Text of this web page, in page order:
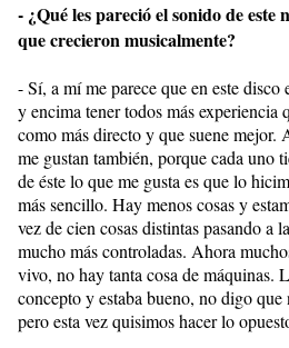
- ¿Qué les pareció el sonido de este
que crecieron musicalmente?
- Sí, a mí me parece que en este disco
y encima tener todos más experiencia
como más directo y que suene mejor.
me gustan también, porque cada uno
de éste lo que me gusta es que lo
más sencillo. Hay menos cosas y
vez de cien cosas distintas pasando a
mucho más controladas. Ahora
vivo, no hay tanta cosa de máquinas.
concepto y estaba bueno, no digo
pero esta vez quisimos hacer lo